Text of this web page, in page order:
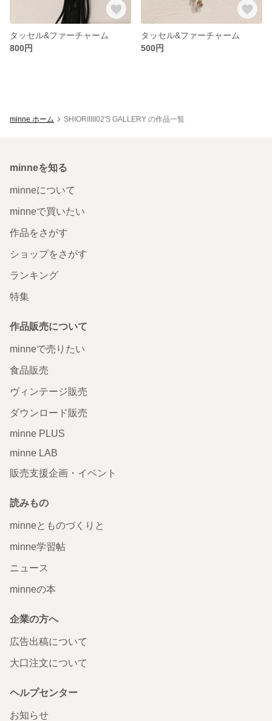
タッセル&ファーチャーム
800円
タッセル&ファーチャーム
500円
minne ホーム SHIORIIIII02'S GALLERY の作品一覧
minneを知る
minneについて
minneで買いたい
作品をさがす
ショップをさがす
ランキング
特集
作品販売について
minneで売りたい
食品販売
ヴィンテージ販売
ダウンロード販売
minne PLUS
minne LAB
販売支援企画・イベント
読みもの
minneとものづくりと
minne学習帖
ニュース
minneの本
企業の方へ
広告出稿について
大口注文について
ヘルプセンター
お知らせ